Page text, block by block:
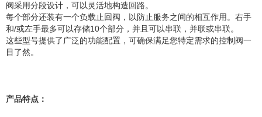
阀采用分段设计，可以灵活地构造回路。
每个部分还装有一个负载止回阀，以防止服务之间的相互作用。右手
和/或左手最多可以存储10个部分，并且可以串联，并联或串联。
这些型号提供了广泛的功能配置，可确保满足您特定需求的控制阀一
目了然。
产品特点：